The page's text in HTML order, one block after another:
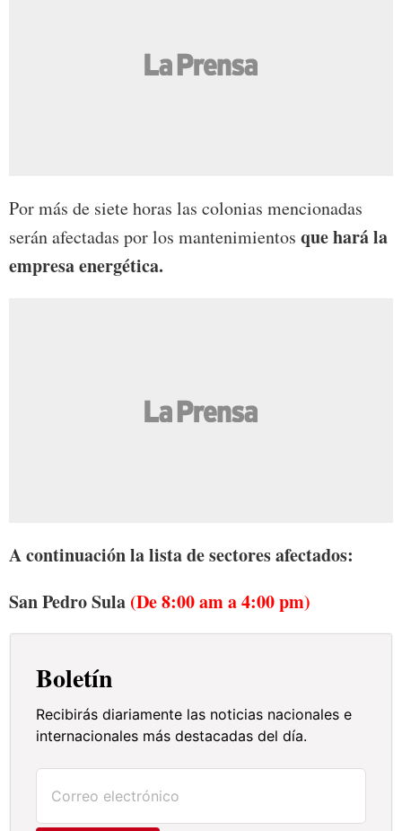
Por más de siete horas las colonias mencionadas
serán afectadas por los mantenimientos que hará la
empresa energética.
A continuación la lista de sectores afectados:
San Pedro Sula (De 8:00 am a 4:00 pm)
Boletín
Recibirás diariamente las noticias nacionales e
internacionales más destacadas del día.